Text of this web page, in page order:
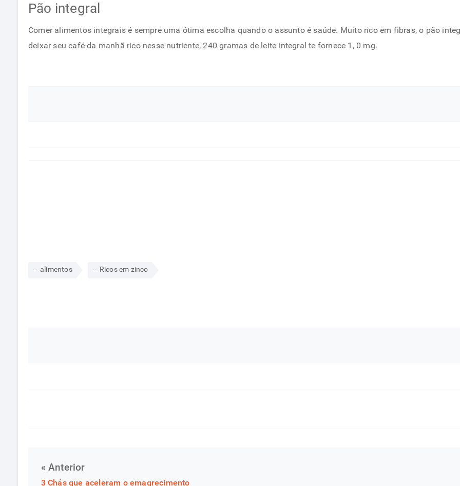
Pão integral
Comer alimentos integrais é sempre uma ótima escolha quando o assunto é saúde. Muito rico em fibras, o pão
deixar seu café da manhã rico nesse nutriente, 240 gramas de leite integral te fornece 1, 0 mg.
alimentos Ricos em zinco
« Anterior
3 Chás que aceleram o emagrecimento